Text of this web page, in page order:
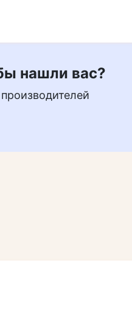
нашли вас?